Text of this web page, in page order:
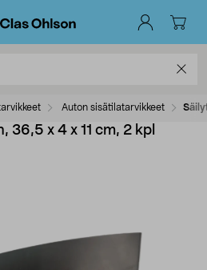
Auton sisätilatarvikkeet
x 4 x 11 cm, 2 kpl